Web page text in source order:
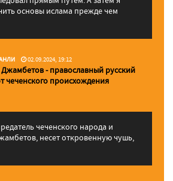
основы ислама прежде чем
02.09.2024, 19:12
Джамбетов - православный русский
чеченского происхождения
чеченского народа и
несет откровенную чушь,